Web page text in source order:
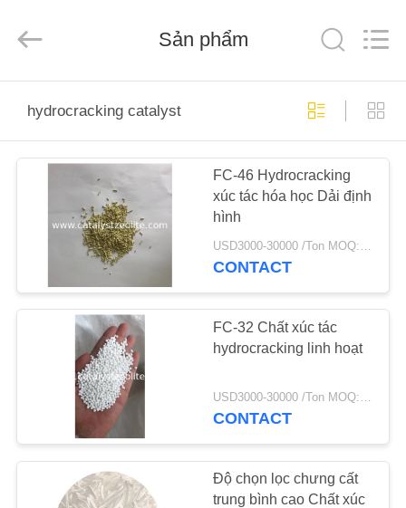
CHỦ
VỀ
CHÚNG
QUAN
CO.,LTD.
Sản phẩm
hydrocracking catalyst
FC-46 Hydrocracking
xúc tác hóa học Dải định
hình
USD3000-30000 /Ton MOQ:1 kg
CONTACT
FC-32 Chất xúc tác
hydrocracking linh hoạt
USD3000-30000 /Ton MOQ:1 kg
CONTACT
Độ chọn lọc chưng cất
trung bình cao Chất xúc